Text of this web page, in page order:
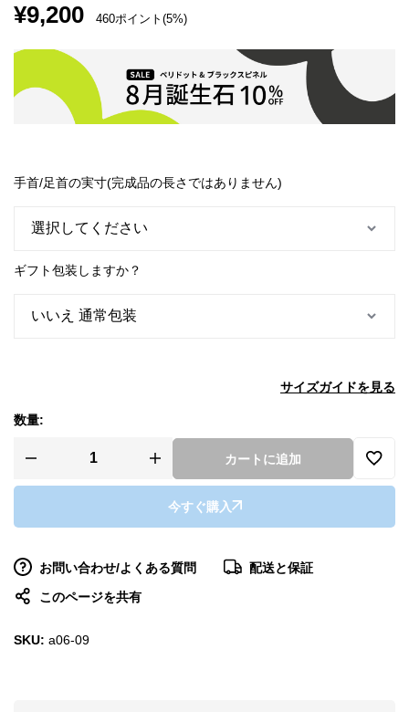
¥9,200 460ポイント(5%)
手首/足首の実寸(完成品の長さではありません)
ギフト包装しますか？
サイズガイドを見る
数量:
カートに追加
今すぐ購入
お問い合わせ/よくある質問
配送と保証
このページを共有
SKU: a06-09